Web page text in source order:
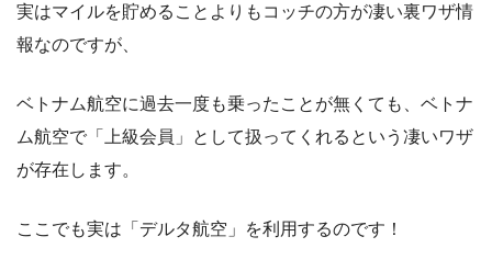
実はマイルを貯めることよりもコッチの方が凄い裏ワザ情
報なのですが、
ベトナム航空に過去一度も乗ったことが無くても、ベトナ
ム航空で「上級会員」として扱ってくれるという凄いワザ
が存在します。
ここでも実は「デルタ航空」を利用するのです！